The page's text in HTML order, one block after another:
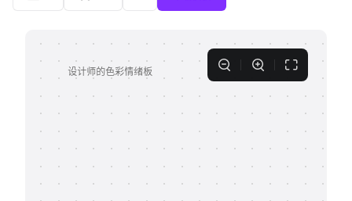
客户案例
支持